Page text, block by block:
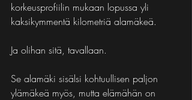
korkeusprofiilin mukaan lopussa yli
kaksikymmentä kilometriä alamäkeä.
Ja olihan sitä, tavallaan.
Se alamäki sisälsi kohtuullisen paljon
ylämäkeä myös, mutta elämähän on